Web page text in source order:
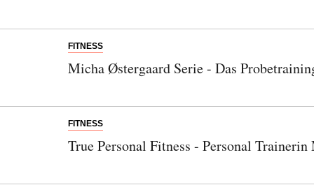
FITNESS
Micha Østergaard Serie - Das
FITNESS
True Personal Fitness - Personal